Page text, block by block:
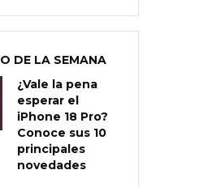
DE LA SEMANA
¿Vale la pena
esperar el
iPhone 18 Pro?
Conoce sus 10
principales
novedades